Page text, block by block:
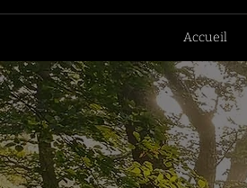
Accueil